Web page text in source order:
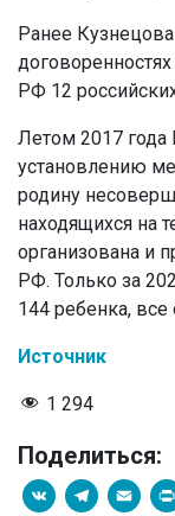
Ранее
РФ 12
Летом 2017 года
установлению
родину
находящихся на
организована и
РФ. Только за
144 ребенка,
Источник
1 294
Поделиться:
VK Telegram